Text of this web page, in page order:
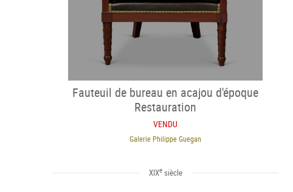
Fauteuil de bureau en acajou d'époque
Restauration
VENDU
Galerie Philippe Guegan
XIXesiècle